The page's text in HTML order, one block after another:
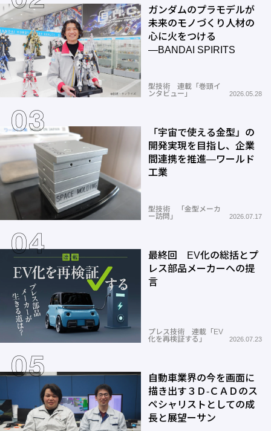
ガンダムのプラモデルが
未来のモノづくり人材の
心に火をつける
―BANDAI SPIRITS
型技術 連載「巻頭イ
ンタビュー」
2026.05.28
「宇宙で使える金型」の
開発実現を目指し、企業
間連携を推進―ワールド
工業
型技術 「金型メーカ
ー訪問」
2026.07.17
最終回 EV化の総括とプ
レス部品メーカーへの提
言
プレス技術 連載「EV
化を再検証する」
2026.07.23
自動車業界の今を画面に
描き出す３Ｄ-ＣＡＤのス
ペシャリストとしての成
長と展望ーサン